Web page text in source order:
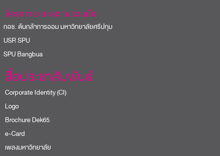
โครงการและความร่วมมือ
ช. ต้นกล้าการออม มหาวิทยาลัยศรีปทุม
SPU
Bangbua
สื่อประชาสัมพันธ์
Corporate Identity (CI)
Logo
Brochure Dek65
e-Card
เพลงมหาวิทยาลัย